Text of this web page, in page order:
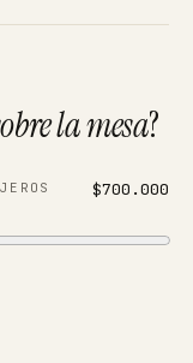
la mesa?
$700.000